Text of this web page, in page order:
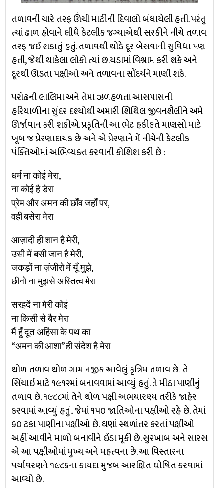
તળાવની ચારે તરફ ઊંચી માટીની દિવાલો બંધાયેલી હતી. પરંતુ
ત્યાં ઢાળ હોવાને લીધે કેટલીક જગ્યાએથી સરકીને નીચે તળાવ
તરફ જઈ શકાતું હતું. તળાવથી થોડે દૂર બેસવાની સુવિધા પણ
હતી, જેથી થાકેલા લોકો ત્યાં છાંયડામાં વિશ્રામ કરી શકે અને
દૂરથી ઊડતા પક્ષીઓ અને તળાવના સૌંદર્યને માણી શકે.
પરોઢની લાલિમા અને તેમાં ઝળહળતાં આસપાસની
હરિયાળીના સુંદર દશ્યોથી અમારી શિથિલ જીવનશૈલીને અમે
ઊર્જાવાન કરી શકીએ. પ્રકૃતિની આ ભેટ હકીકતે માણસો માટે
ખૂબ જ પ્રેરણાદાયક છે અને એ પ્રેરણાને મેં નીચેની કેટલીક
પંક્તિઓમાં અભિવ્યક્ત કરવાની કોશિશ કરી છે :
धर्म ना कोई मेरा,
ना कोई है डेरा
प्रेम और अमन की छाँव जहाँ पर,
वही बसेरा मेरा
आज़ादी ही शान है मेरी,
उसी में बसी जान है मेरी,
जकड़ों ना ज़ंजीरो में यूँ मुझे,
छीनो ना मुझसे अस्तित्व मेरा
सरहदें ना मेरी कोई
ना किसी से बैर मेरा
मैं हूँ दूत अहिंसा के पथ का
“अमन की आशा” ही संदेश है मेरा
થોળ તળાવ થોળ ગામ નજીક આવેલું કૃત્રિમ તળાવ છે. તે
સિંચાઇ માટે ૧૯૧૨માં બનાવવામાં આવ્યું હતું. તે મીઠા પાણીનું
તળાવ છે. ૧૯૮૮માં તેને થોળ પક્ષી અભયારણ્ય તરીકે જાહેર
કરવામાં આવ્યું હતું.. જેમાં ૧૫૦ જાતિઓના પક્ષીઓ રહે છે. તેમાં
૬૦ ટકા પાણીના પક્ષીઓ છે. ઘણાં સ્થળાંતર કરતાં પક્ષીઓ
અહીં આવીને માળો બનાવીને ઇંડા મૂકી છે. સુરખાબ અને સારસ
એ આ પક્ષીઓમાં મુખ્ય અને મહત્વના છે. આ વિસ્તારના
પર્યાવરણને ૧૯૮૬ના કાયદા મુજબ આરક્ષિત ઘોષિત કરવામાં
આવ્યો છે.